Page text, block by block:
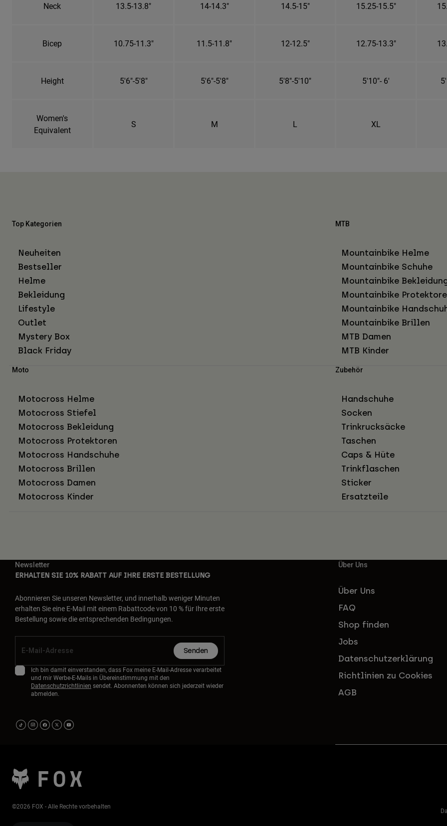
Neck 13.5-13.8" 14-14.3" 14.5-15" 15.25-15.5"
Bicep 10.75-11.3" 11.5-11.8" 12-12.5" 12.75-13.3"
Height 5'6"-5'8" 5'6"-5'8" 5'8"-5'10" 5'10"- 6'
Women's
Equivalent
S M L XL
Top Kategorien
Neuheiten
Bestseller
Helme
Bekleidung
Lifestyle
Outlet
Mystery Box
Black Friday
MTB
Mountainbike Helme
Mountainbike Schuhe
Mountainbike
Mountainbike
Mountainbike
Mountainbike Brillen
MTB Damen
MTB Kinder
Moto
Motocross Helme
Motocross Stiefel
Motocross Bekleidung
Motocross Protektoren
Motocross Handschuhe
Motocross Brillen
Motocross Damen
Motocross Kinder
Zubehör
Handschuhe
Socken
Trinkrucksäcke
Taschen
Caps & Hüte
Trinkflaschen
Sticker
Ersatzteile
Newsletter
ERHALTEN SIE 10% RABATT AUF IHRE ERSTE BESTELLUNG
Abonnieren Sie unseren Newsletter, und innerhalb weniger Minuten
erhalten Sie eine E-Mail mit einem Rabattcode von 10 % für Ihre erste
Bestellung sowie die entsprechenden Bedingungen.
Senden
Ich bin damit einverstanden, dass Fox meine E-Mail-Adresse verarbeitet
und mir Werbe-E-Mails in Übereinstimmung mit den
Datenschutzrichtlinien sendet. Abonnenten können sich jederzeit wieder
abmelden.
Über Uns
Über Uns
FAQ
Shop finden
Jobs
Datenschutzerklärung
Richtlinien zu Cookies
AGB
©2026 FOX - Alle Rechte vorbehalten